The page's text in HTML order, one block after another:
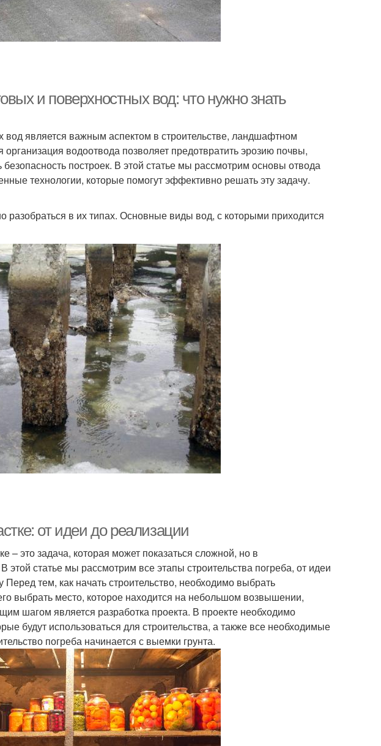
и поверхностных вод: что нужно знать
вод является важным аспектом в строительстве, ландшафтном
водоотвода позволяет предотвратить эрозию почвы,
построек. В этой статье мы рассмотрим основы отвода
технологии, которые помогут эффективно решать эту задачу.
разобраться в их типах. Основные виды вод, с которыми приходится
от идеи до реализации
– это задача, которая может показаться сложной, но в
этой статье мы рассмотрим все этапы строительства погреба, от идеи
Перед тем, как начать строительство, необходимо выбрать
выбрать место, которое находится на небольшом возвышении,
шагом является разработка проекта. В проекте необходимо
будут использоваться для строительства, а также все необходимые
погреба начинается с выемки грунта.